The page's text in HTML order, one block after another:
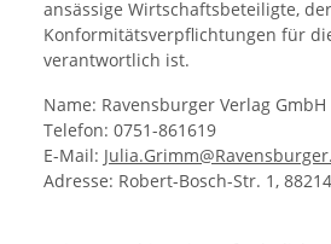
ansässige Wirtschaftsbeteiligte,
Konformitätsverpflichtungen für
verantwortlich ist.
Name: Ravensburger Verlag GmbH
Telefon: 0751-861619
E-Mail:
Adresse: Robert-Bosch-Str. 1,